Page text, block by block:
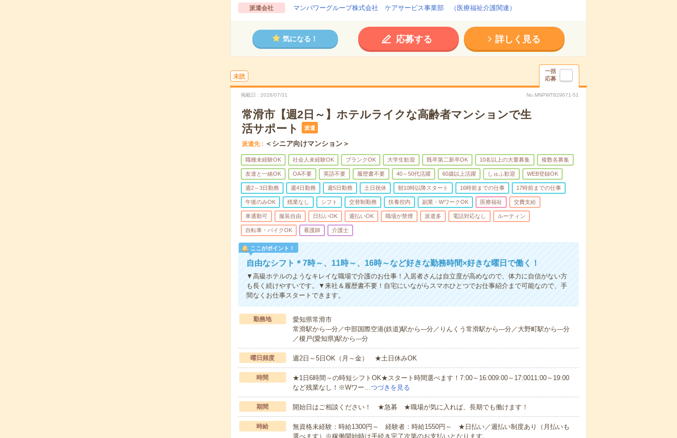
派遣会社 マンパワーグループ株式会社 ケアサービス事業部 （医療福祉介護関連）
気になる！ 応募する 詳しく見る
未読
一括
応募
掲載日 2026/07/31 No.MNPWT829671-51
常滑市【週2日～】ホテルライクな高齢者マンションで生
活サポート
派遣
派遣先 ＜シニア向けマンション＞
職種未経験OK 社会人未経験OK ブランクOK 大学生歓迎 既卒第二新卒OK 10名以上の大量募集 複数名募集
友達と一緒OK OA不要 英語不要 履歴書不要 40～50代活躍 60歳以上活躍 しゅふ歓迎 WEB登録OK
週2～3日勤務 週4日勤務 週5日勤務 土日祝休 朝10時以降スタート 16時前までの仕事 17時前までの仕事
午後のみOK 残業なし シフト 交替制勤務 扶養控内 副業・WワークOK 医療福祉 交費支給
車通勤可 服装自由 日払いOK 週払いOK 職場が禁煙 派遣多 電話対応なし ルーティン
自転車・バイクOK 看護師 介護士
ここがポイント！
自由なシフト＊7時～、11時～、16時～など好きな勤務時間×好きな曜日で働く！
▼高級ホテルのようなキレイな職場で介護のお仕事！入居者さんは自立度が高めなので、体力に自信がない方
も長く続けやすいです。▼来社＆履歴書不要！自宅にいながらスマホひとつでお仕事紹介まで可能なので、手
間なくお仕事スタートできます。
勤務地
愛知県常滑市
常滑駅から---分／中部国際空港(鉄道)駅から---分／りんくう常滑駅から---分／大野町駅から---分
／榎戸(愛知県)駅から---分
曜日頻度 週2日～5日OK（月～金） ★土日休みOK
時間
★1日6時間～の時短シフトOK★スタート時間選べます！7:00～16:009:00～17:0011:00～19:00
など残業なし！※Wワー…つづきを見る
期間 開始日はご相談ください！ ★急募 ★職場が気に入れば、長期でも働けます！
時給
無資格未経験：時給1300円～ 経験者：時給1550円～ ★日払い／週払い制度あり（月払いも
選べます）※稼働開始時は手続き完了次第のお支払いとなります。